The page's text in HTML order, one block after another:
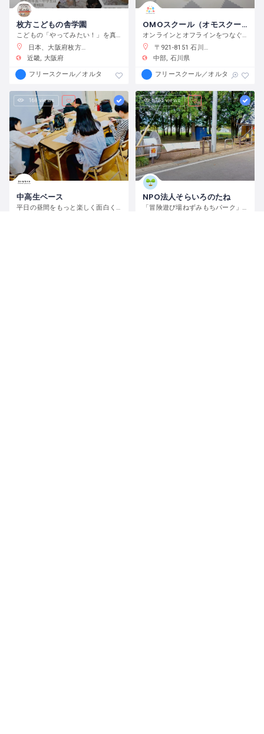
枚方こどもの舎学園
こどもの「やってみたい！」を真ん中に、遊び、学び、活動する、わくわくが原動力の学校です。
日本、大阪府枚方市渚元町２１−３１
近畿 大阪府
フリースクール／オルタナティブスクール
OMOスクール（オモスクール）
オンラインとオフラインをつなぐフリースクール
〒921-8151 石川県金沢市窪３丁目１３６−１
中部 石川県
フリースクール／オルタナティブス
168 views
中高生ベース
平日の昼間をもっと楽しく面白く！
355 views
NPO法人そらいろのたね
「冒険遊び場ねずみもちパーク」で自分の責任で自由に遊ぼう